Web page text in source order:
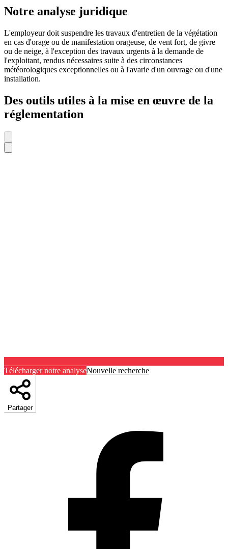
Notre analyse juridique
L'employeur doit suspendre les travaux d'entretien de la végétation
en cas d'orage ou de manifestation orageuse, de vent fort, de givre
ou de neige, à l'exception des travaux urgents à la demande de
l'exploitant, rendus nécessaires suite à des circonstances
météorologiques exceptionnelles ou à l'avarie d'un ouvrage ou d'une
installation.
Des outils utiles à la mise en œuvre de la
réglementation
Télécharger notre analyseNouvelle recherche
Partager